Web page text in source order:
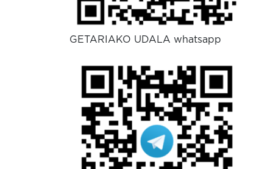
GETARIAKO UDALA whatsapp